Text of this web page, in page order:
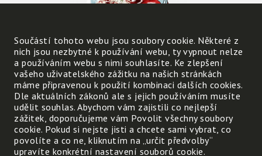
Součástí tohoto webu jsou soubory cookie. Některé z
nich jsou nezbytné k používání webu, ty vypnout nelze
a používáním webu s nimi souhlasíte. Ke zlepšení
vašeho uživatelského zážitku na našich stránkách
máme připravenou k použití kombinaci dalších cookies.
Dle aktuálních zákonů ale s jejich používáním musíte
udělit souhlas. Abychom vám zajistili co nejlepší
zážitek, doporučujeme vám Povolit všechny soubory
cookie. Pokud si nejste jisti a chcete sami vybrat, co
povolíte a co ne, kliknutím na „určit předvolby“
upravíte konkrétní nastavení souborů cookie.